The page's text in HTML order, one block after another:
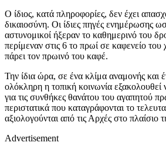
Ο ίδιος, κατά πληροφορίες, δεν έχει
δικαιοσύνη. Οι ίδιες πηγές ενημέρωσης
αστυνομικοί ήξεραν το καθημερινό του
περίμεναν στις 6 το πρωί σε καφενείο
πάρει τον πρωινό του καφέ.
Την ίδια ώρα, σε ένα κλίμα αναμονής και
ολόκληρη η τοπική κοινωνία εξακολουθεί
για τις συνθήκες θανάτου του αγαπητού
περιστατικά που καταγράφονται το
αξιολογούνται από τις Αρχές στο πλαίσιο
Advertisement